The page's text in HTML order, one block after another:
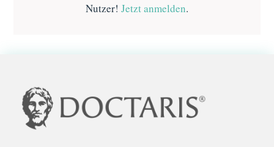
Nutzer! Jetzt anmelden.